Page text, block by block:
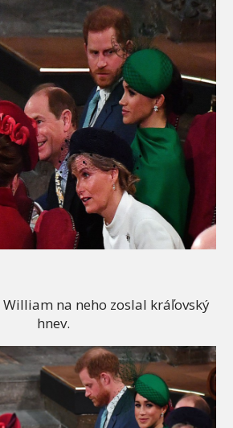
na neho zoslal kráľovský
hnev.